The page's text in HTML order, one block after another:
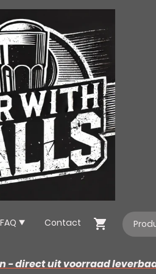
FAQ Contact
- direct uit voorraad